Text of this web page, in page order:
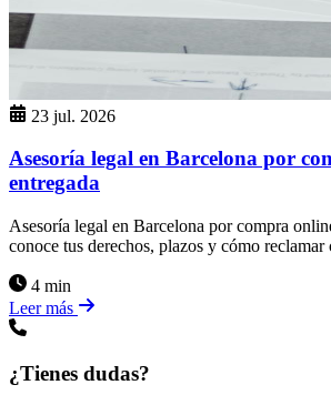
23 jul. 2026
Asesoría legal en Barcelona por
entregada
Asesoría legal en Barcelona por compra
conoce tus derechos, plazos y cómo reclamar
4 min
Leer más
¿Tienes dudas?